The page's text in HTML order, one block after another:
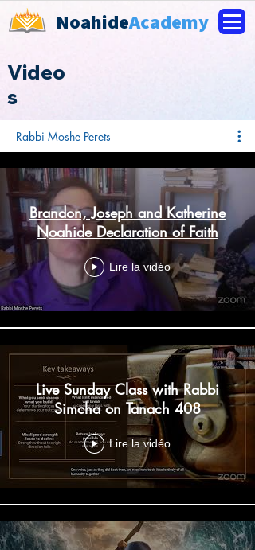
NoahideAcademy
Video
s
Rabbi Moshe Perets
Brandon, Joseph and Katherine
Noahide Declaration of Faith
Lire la vidéo
Live Sunday Class with Rabbi
Simcha on Tanach 408
Lire la vidéo